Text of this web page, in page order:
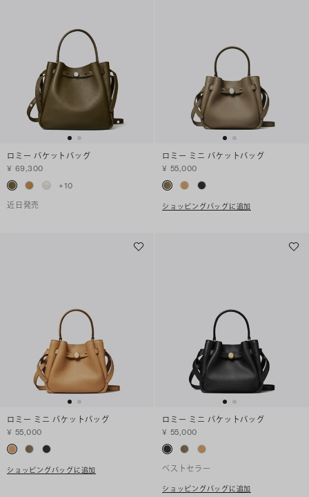
ロミー バケットバッグ
¥ 69,300
+10
近日発売
ロミー ミニ バケットバッグ
¥ 55,000
ショッピングバッグに追加
ロミー ミニ バケットバッグ
¥ 55,000
ショッピングバッグに追加
ロミー ミニ バケットバッグ
¥ 55,000
ベストセラー
ショッピングバッグに追加